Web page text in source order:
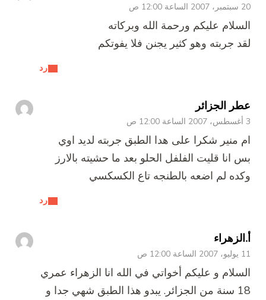
20 سبتمبر، 2007 الساعة 12:00 ص
رد
السلام عليكم ورحمة الله وبركاته
لقد جربته وهو كثير يجنن فلا يفوتكم
عطر الجزائر
3 أغسطس، 2007 الساعة 12:00 ص
رد
ام منير شكرا على هدا الطبق جربته لديد اوي
بس انا قليت الفلفل الحلو بعد ما حشيته بالارز
وكده لم اضعه بالطنجه تاع الكسكسي
أ.الزهراء
11 يوليو، 2007 الساعة 12:00 ص
السلام و عليكم أخواتي في الله انا الزهراء عمري
18 سنة من الجزائر. يبدو هذا الطبق شهي جدا و